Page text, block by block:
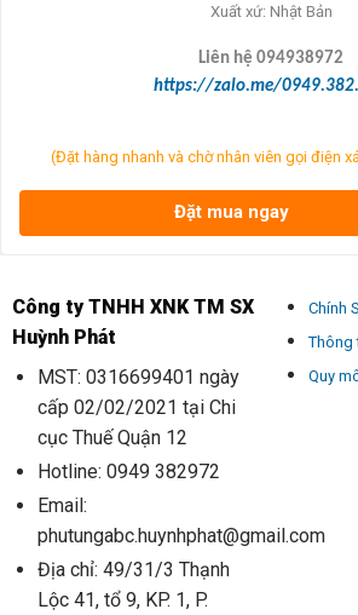
Xuất xứ: Nhật Bản
Liên hệ 094938972
https://zalo.me/
(Đặt hàng nhanh và chờ nhân viên gọi điện
Đặt mua ngay
Công ty TNHH XNK TM SX
Huỳnh Phát
MST: 0316699401 ngày
cấp 02/02/2021 tại Chi
cục Thuế Quận 12
Hotline: 0949 382972
Email:
phutungabc.huynhphat@gmail.com
Địa chỉ: 49/31/3 Thạnh
Lộc 41, tổ 9, KP. 1, P.
Chính
Thông
Quy